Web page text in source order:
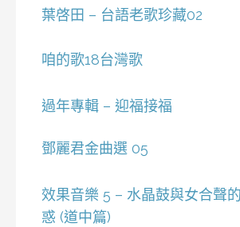
葉啓田 – 台語老歌珍藏02
咱的歌18台灣歌
過年專輯 – 迎福接福
鄧麗君金曲選 05
效果音樂 5 – 水晶鼓與女合聲
惑 (道中篇)